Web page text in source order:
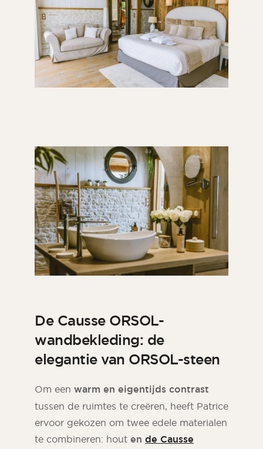
De Causse ORSOL-
wandbekleding: de
elegantie van ORSOL-steen
Om een warm en eigentijds contrast
tussen de ruimtes te creëren, heeft Patrice
ervoor gekozen om twee edele materialen
te combineren: hout en de Causse